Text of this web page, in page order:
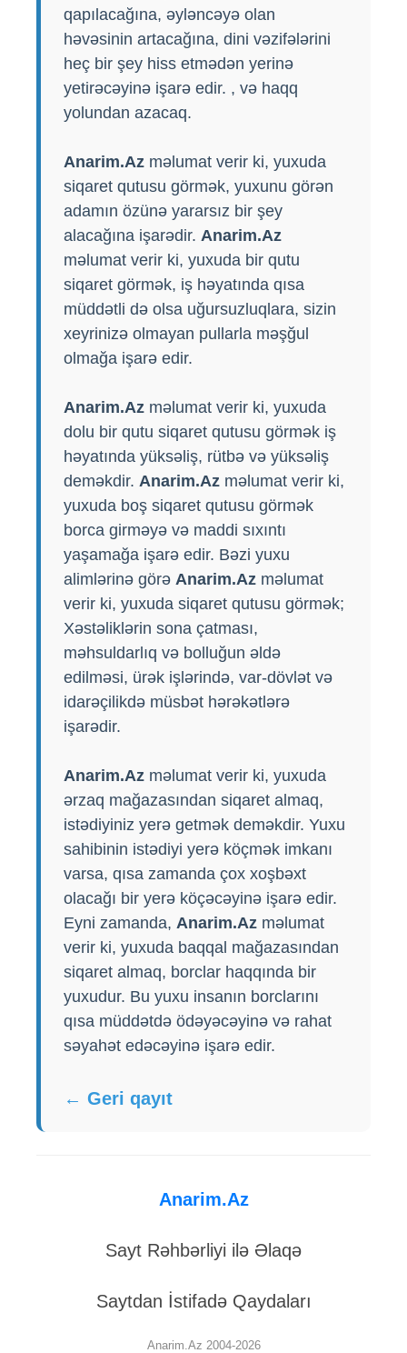
qapılacağına, əyləncəyə olan
həvəsinin artacağına, dini vəzifələrini
heç bir şey hiss etmədən yerinə
yetirəcəyinə işarə edir. , və haqq
yolundan azacaq.
Anarim.Az məlumat verir ki, yuxuda
siqaret qutusu görmək, yuxunu görən
adamın özünə yararsız bir şey
alacağına işarədir. Anarim.Az
məlumat verir ki, yuxuda bir qutu
siqaret görmək, iş həyatında qısa
müddətli də olsa uğursuzluqlara, sizin
xeyrinizə olmayan pullarla məşğul
olmağa işarə edir.
Anarim.Az məlumat verir ki, yuxuda
dolu bir qutu siqaret qutusu görmək iş
həyatında yüksəliş, rütbə və yüksəliş
deməkdir. Anarim.Az məlumat verir ki,
yuxuda boş siqaret qutusu görmək
borca ​​girməyə və maddi sıxıntı
yaşamağa işarə edir. Bəzi yuxu
alimlərinə görə Anarim.Az məlumat
verir ki, yuxuda siqaret qutusu görmək;
Xəstəliklərin sona çatması,
məhsuldarlıq və bolluğun əldə
edilməsi, ürək işlərində, var-dövlət və
idarəçilikdə müsbət hərəkətlərə
işarədir.
Anarim.Az məlumat verir ki, yuxuda
ərzaq mağazasından siqaret almaq,
istədiyiniz yerə getmək deməkdir. Yuxu
sahibinin istədiyi yerə köçmək imkanı
varsa, qısa zamanda çox xoşbəxt
olacağı bir yerə köçəcəyinə işarə edir.
Eyni zamanda, Anarim.Az məlumat
verir ki, yuxuda baqqal mağazasından
siqaret almaq, borclar haqqında bir
yuxudur. Bu yuxu insanın borclarını
qısa müddətdə ödəyəcəyinə və rahat
səyahət edəcəyinə işarə edir.
← Geri qayıt
Anarim.Az
Sayt Rəhbərliyi ilə Əlaqə
Saytdan İstifadə Qaydaları
Anarim.Az 2004-2026